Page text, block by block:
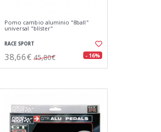
Pomo cambio aluminio "8ball"
universal "blíster"
RACE SPORT
38,66€ 45,80€ - 16%